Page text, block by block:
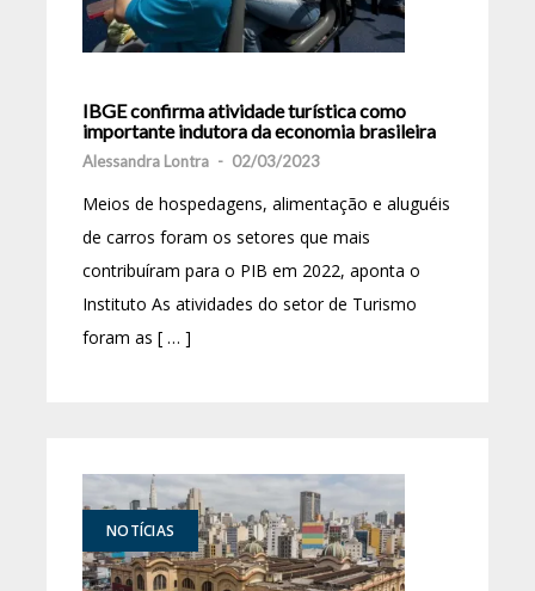
IBGE confirma atividade turística como
importante indutora da economia brasileira
Alessandra Lontra - 02/03/2023
Meios de hospedagens, alimentação e aluguéis
de carros foram os setores que mais
contribuíram para o PIB em 2022, aponta o
Instituto As atividades do setor de Turismo
foram as [ … ]
NOTÍCIAS